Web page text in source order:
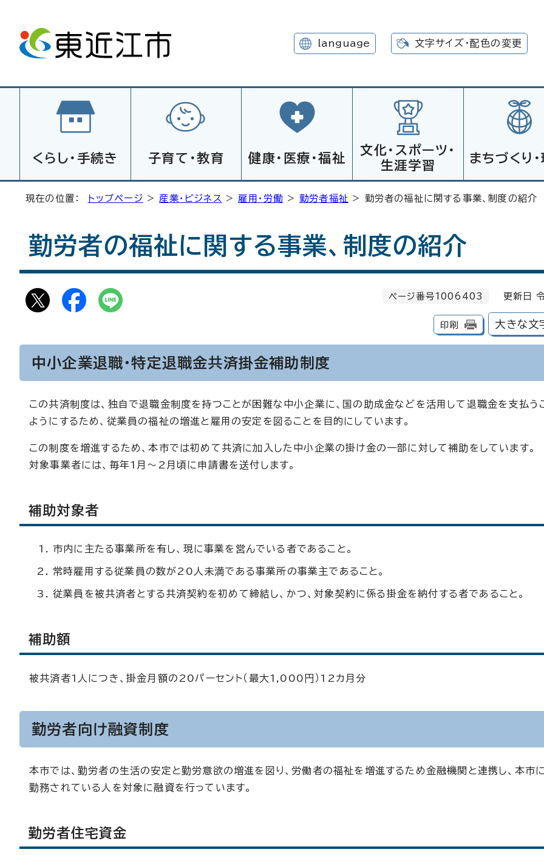
language 文字サイズ・配色の変更
くらし・手続き 子育て・教育 健康・医療・福祉
文化・スポーツ・
生涯学習
まちづくり
現在の位置： トップページ > 産業・ビジネス > 雇用・労働 >勤労者福祉 > 勤労者の福祉に関する事業、制度の紹介
勤労者の福祉に関する事業、制度の紹介
ページ番号1006403 更新日
印刷 大きな文
中小企業退職・特定退職金共済掛金補助制度
この共済制度は、独自で退職金制度を持つことが困難な中小企業に、国の助成金などを活用して退職金を支払う
ようにするため、従業員の福祉の増進と雇用の安定を図ることを目的にしています。
この制度を増進するため、本市では初めて共済に加入した中小企業の掛け金の一部に対して補助をしています。
対象事業者には、毎年1月～2月頃に申請書を送付します。
補助対象者
市内に主たる事業所を有し、現に事業を営んでいる者であること。
常時雇用する従業員の数が20人未満である事業所の事業主であること。
従業員を被共済者とする共済契約を初めて締結し、かつ、対象契約に係る掛金を納付する者であること。
補助額
被共済者1人につき、掛金月額の20パーセント（最大1,000円）12カ月分
勤労者向け融資制度
本市では、勤労者の生活の安定と勤労意欲の増進を図り、労働者の福祉を増進するため金融機関と連携し、本市
勤務されている人を対象に融資を行っています。
勤労者住宅資金